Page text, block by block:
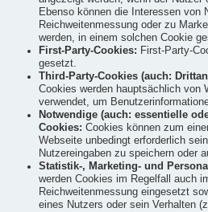
Ebenso können die Interessen von
Reichweitenmessung oder zu
werden, in einem solchen Cookie
First-Party-Cookies: First-Party-
gesetzt.
Third-Party-Cookies (auch:
Cookies werden hauptsächlich von
verwendet, um
Notwendige (auch: essentielle
Cookies: Cookies können zum
Webseite unbedingt erforderlich
Nutzereingaben zu speichern oder
Statistik-, Marketing- und
werden Cookies im Regelfall auch
Reichweitenmessung eingesetzt
eines Nutzers oder sein Verhalten